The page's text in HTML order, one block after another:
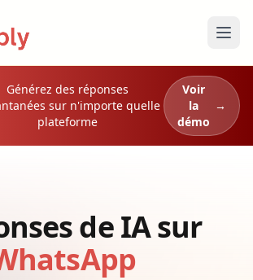
Générez des réponses
sur n'importe quelle
plateforme
Voir
la
démo
→
de IA sur